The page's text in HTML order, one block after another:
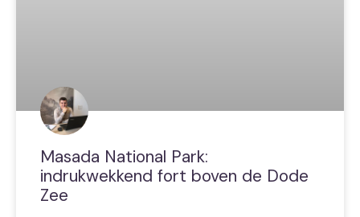
Masada National Park:
indrukwekkend fort boven de Dode
Zee